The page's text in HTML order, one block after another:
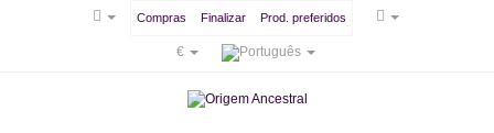
Compras Finalizar Prod. preferidos
€